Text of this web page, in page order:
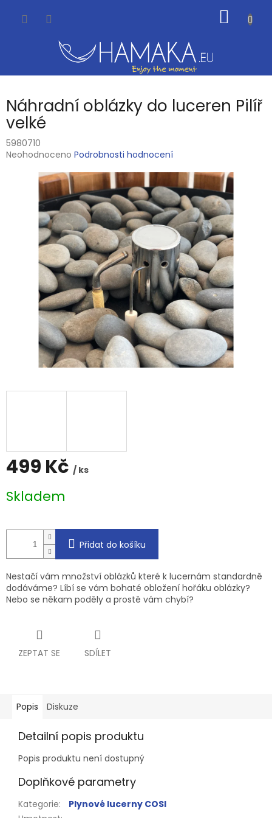
KOŠÍK
Náhradní oblázky do luceren Pilíř
velké
5980710
Průměrné
produktu
hvězdiček.
Neohodnoceno Podrobnosti hodnocení
499 Kč / ks
cena:
Skladem
Přidat do košíku
Nestačí vám množství oblázků které k lucernám standardně
dodáváme? Líbí se vám bohaté obložení hořáku oblázky?
Nebo se někam poděly a prostě vám chybí?
ZEPTAT SE SDÍLET
Popis Diskuze
Detailní popis produktu
Popis produktu není dostupný
Doplňkové parametry
Kategorie:
Plynové lucerny COSI